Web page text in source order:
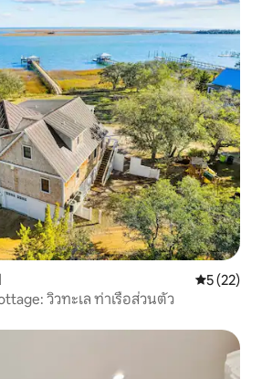
คะแนนเฉลี่
5 (22)
วิวทะเล ท่าเรือส่วนตัว